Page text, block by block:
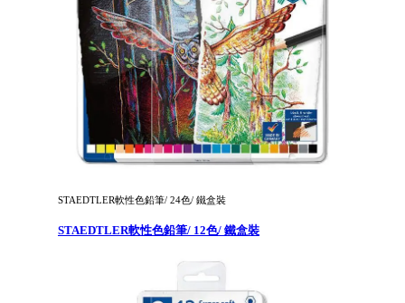
STAEDTLER軟性色鉛筆/ 24色/ 鐵盒裝
STAEDTLER軟性色鉛筆/ 12色/ 鐵盒裝